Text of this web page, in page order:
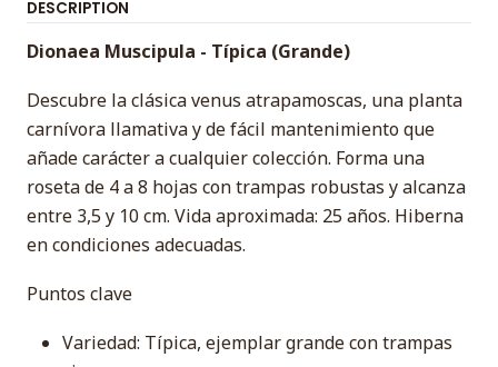
DESCRIPTION
Dionaea Muscipula - Típica (Grande)
Descubre la clásica venus atrapamoscas, una planta
carnívora llamativa y de fácil mantenimiento que
añade carácter a cualquier colección. Forma una
roseta de 4 a 8 hojas con trampas robustas y alcanza
entre 3,5 y 10 cm. Vida aproximada: 25 años. Hiberna
en condiciones adecuadas.
Puntos clave
Variedad: Típica, ejemplar grande con trampas